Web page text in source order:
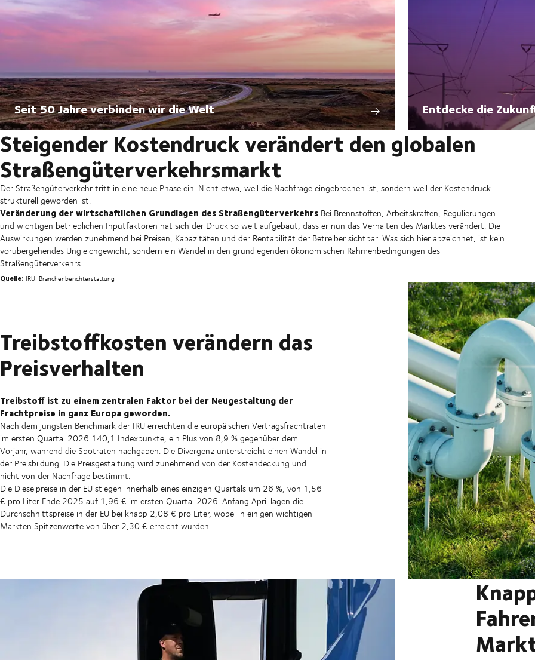
Seit 50 Jahre verbinden wir die Welt Entdecke die
Steigender Kostendruck verändert den globalen
Straßengüterverkehrsmarkt
Der Straßengüterverkehr tritt in eine neue Phase ein. Nicht etwa, weil die Nachfrage eingebrochen ist, sondern weil der Kostendruck
strukturell geworden ist.
Veränderung der wirtschaftlichen Grundlagen des Straßengüterverkehrs Bei Brennstoffen, Arbeitskräften, Regulierungen
und wichtigen betrieblichen Inputfaktoren hat sich der Druck so weit aufgebaut, dass er nun das Verhalten des Marktes verändert. Die
Auswirkungen werden zunehmend bei Preisen, Kapazitäten und der Rentabilität der Betreiber sichtbar. Was sich hier abzeichnet, ist kein
vorübergehendes Ungleichgewicht, sondern ein Wandel in den grundlegenden ökonomischen Rahmenbedingungen des
Straßengüterverkehrs.
Quelle: IRU, Branchenberichterstattung
Treibstoffkosten verändern das
Preisverhalten
Treibstoff ist zu einem zentralen Faktor bei der Neugestaltung der
Frachtpreise in ganz Europa geworden.
Nach dem jüngsten Benchmark der IRU erreichten die europäischen Vertragsfrachtraten
im ersten Quartal 2026 140,1 Indexpunkte, ein Plus von 8,9 % gegenüber dem
Vorjahr, während die Spotraten nachgaben. Die Divergenz unterstreicht einen Wandel in
der Preisbildung: Die Preisgestaltung wird zunehmend von der Kostendeckung und
nicht von der Nachfrage bestimmt.
Die Dieselpreise in der EU stiegen innerhalb eines einzigen Quartals um 26 %, von 1,56
€ pro Liter Ende 2025 auf 1,96 € im ersten Quartal 2026. Anfang April lagen die
Durchschnittspreise in der EU bei knapp 2,08 € pro Liter, wobei in einigen wichtigen
Märkten Spitzenwerte von über 2,30 € erreicht wurden.